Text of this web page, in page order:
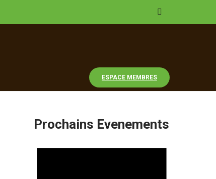
ESPACE MEMBRES
Prochains Evenements